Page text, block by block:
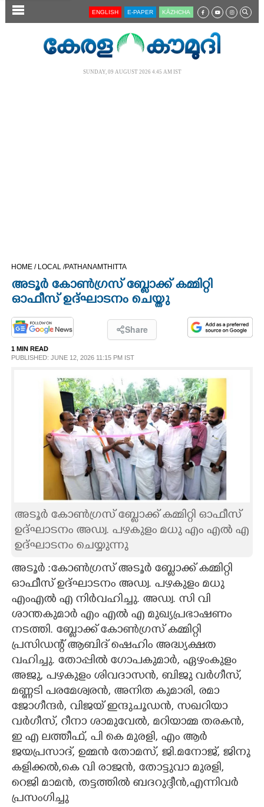
SECTIONS
ASTRO
CARTOONS
LITERATURE
ZOOM
CONTACT US
ENGLISH E-PAPER KĀZHCHA
SUNDAY, 09 AUGUST 2026 4.45 AM IST
HOME / LOCAL /PATHANAMTHITTA
അടൂർ കോൺഗ്രസ് ബ്ലോക്ക് കമ്മിറ്റി
ഓഫീസ് ഉദ്ഘാടനം ചെയ്തു
Share
1 MIN READ
PUBLISHED: JUNE 12, 2026 11:15 PM IST
അടൂർ കോൺഗ്രസ് ബ്ലോക്ക് കമ്മിറ്റി ഓഫീസ്
ഉദ്ഘാടനം അഡ്വ. പഴകുളം മധു എം എൽ എ
ഉദ്ഘാടനം ചെയ്യുന്നു
അടൂർ :കോൺഗ്രസ് അടൂർ ബ്ലോക്ക് കമ്മിറ്റി
ഓഫീസ് ഉദ്ഘാടനം അഡ്വ. പഴകുളം മധു
എംഎൽ എ നിർവഹിച്ചു. അഡ്വ. സി വി
ശാന്തകുമാർ എം എൽ എ മുഖ്യപ്രഭാഷണം
നടത്തി. ബ്ലോക്ക് കോൺഗ്രസ് കമ്മിറ്റി
പ്രസിഡന്റ് ആബിദ് ഷെഹിം അദ്ധ്യക്ഷത
വഹിച്ചു. തോപ്പിൽ ഗോപകുമാർ, ഏഴംകുളം
അജു, പഴകുളം ശിവദാസൻ, ബിജു വർഗീസ്,
മണ്ണടി പരമേശ്വരൻ, അനിത കുമാരി, രമാ
ജോഗീന്ദർ, വിജയ് ഇന്ദുചൂഡൻ, സഖറിയാ
വർഗീസ്, റീനാ ശാമുവേൽ, മറിയാമ്മ തരകൻ,
ഇ എ ലത്തീഫ്, പി കെ മുരളി, എം ആർ
ജയപ്രസാദ്, ഉമ്മൻ തോമസ്, ജി.മനോജ്, ജിനു
കളിക്കൽ,കെ വി രാജൻ, തോട്ടുവാ മുരളി,
റെജി മാമൻ, തട്ടത്തിൽ ബദറുദ്ദീൻ,എന്നിവർ
പ്രസംഗിച്ചു